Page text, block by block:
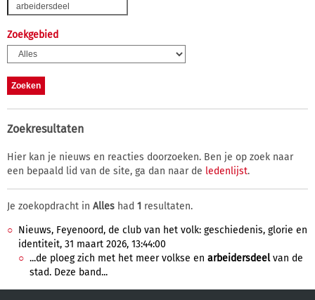
Zoekgebied
Zoekresultaten
Hier kan je nieuws en reacties doorzoeken. Ben je op zoek naar
een bepaald lid van de site, ga dan naar de ledenlijst.
Je zoekopdracht in Alles had 1 resultaten.
Nieuws, Feyenoord, de club van het volk: geschiedenis, glorie en
identiteit, 31 maart 2026, 13:44:00
...de ploeg zich met het meer volkse en arbeidersdeelvan de
stad. Deze band...